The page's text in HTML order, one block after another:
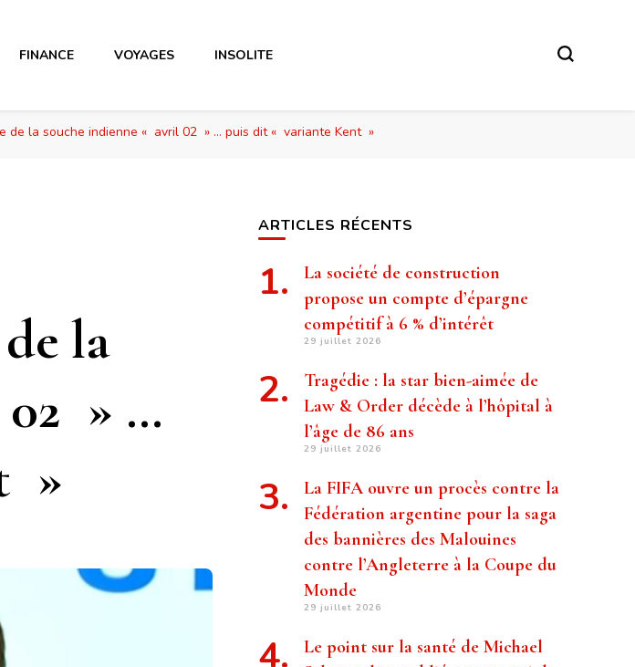
FINANCE VOYAGES INSOLITE
de la souche indienne « avril 02 » … puis dit « variante Kent »
la
02 » …
»
ARTICLES RÉCENTS
La société de construction
propose un compte d’épargne
compétitif à 6 % d’intérêt
29 juillet 2026
Tragédie : la star bien-aimée de
Law & Order décède à l’hôpital à
l’âge de 86 ans
29 juillet 2026
La FIFA ouvre un procès contre la
Fédération argentine pour la saga
des bannières des Malouines
contre l’Angleterre à la Coupe du
Monde
29 juillet 2026
Le point sur la santé de Michael